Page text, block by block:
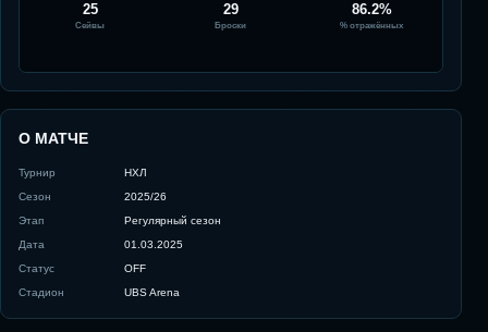
25
Сейвы
29
Броски
86.2%
% отражённых
О МАТЧЕ
Турнир
НХЛ
Сезон
2025/26
Этап
Регулярный сезон
Дата
01.03.2025
Статус
OFF
Стадион
UBS Arena